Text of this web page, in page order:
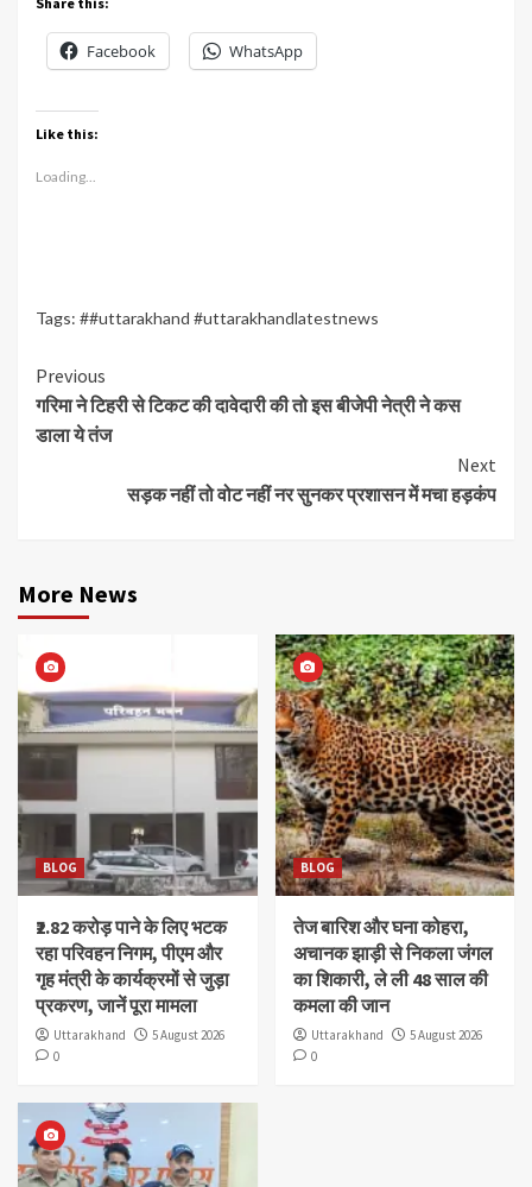
Facebook WhatsApp
Like this:
Loading...
Tags: ##uttarakhand #uttarakhandlatestnews
Continue
Reading
Previous
गरिमा ने टिहरी से टिकट की दावेदारी की तो इस बीजेपी नेत्री ने कस
डाला ये तंज
Next
सड़क नहीं तो वोट नहीं नर सुनकर प्रशासन में मचा हड़कंप
More News
BLOG
₹2.82 करोड़ पाने के लिए भटक
रहा परिवहन निगम, पीएम और
गृह मंत्री के कार्यक्रमों से जुड़ा
प्रकरण, जानें पूरा मामला
Uttarakhand
5 August 2026
0
BLOG
तेज बारिश और घना कोहरा,
अचानक झाड़ी से निकला जंगल
का शिकारी, ले ली 48 साल की
कमला की जान
Uttarakhand
5 August 2026
0